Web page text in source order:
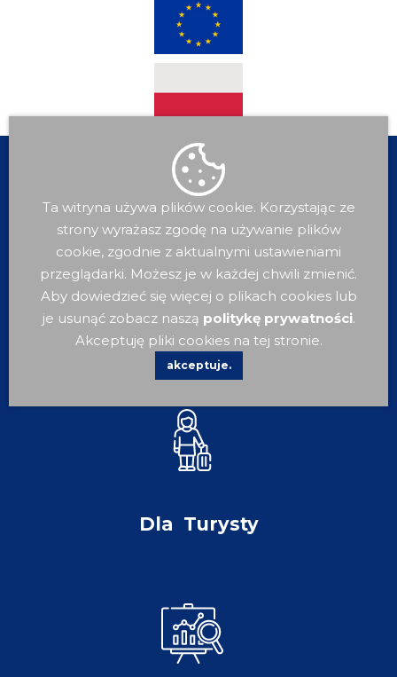
DlaMieszkańca
Dla Turysty
Ta witryna używa plików cookie. Korzystając ze
strony wyrażasz zgodę na używanie plików
cookie, zgodnie z aktualnymi ustawieniami
przeglądarki. Możesz je w każdej chwili zmienić.
Aby dowiedzieć się więcej o plikach cookies lub
je usunąć zobacz naszą politykę prywatności.
Akceptuję pliki cookies na tej stronie.
akceptuje.